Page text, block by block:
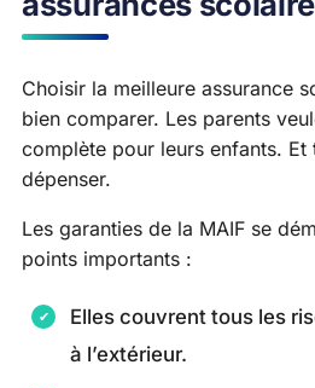
Choisir la meilleure assurance
bien comparer. Les parents
complète pour leurs enfants. Et
dépenser.
Les garanties de la MAIF se
points importants :
Elles couvrent tous les
à l’extérieur.